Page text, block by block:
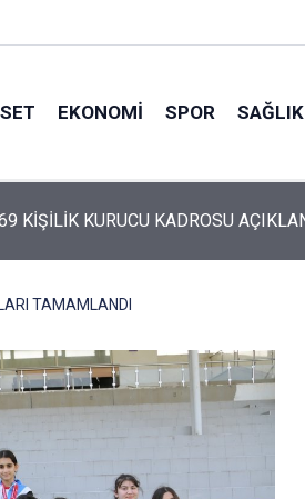
EKONOMI SPOR SAĞLIK
YÖNETİMİNİ AÇIKLADI
TAMAMLANDI